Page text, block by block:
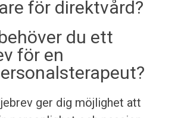
för direktvård?
du ett
för en
ger dig möjlighet att